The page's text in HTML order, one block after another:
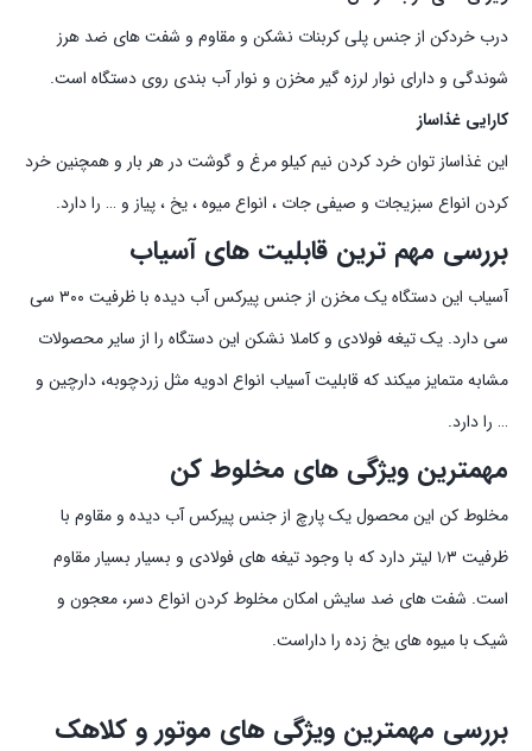
درب خردکن از جنس پلی کربنات نشکن و مقاوم و شفت های ضد هرز
شوندگی و دارای نوار لرزه گیر مخزن و نوار آب بندی روی دستگاه است.
کارایی غذاساز
این غذاساز توان خرد کردن نیم کیلو مرغ و گوشت در هر بار و همچنین خرد
کردن انواع سبزیجات و صیفی جات ، انواع میوه ، یخ ، پیاز و … را دارد.
بررسی مهم ترین قابلیت های آسیاب
آسیاب این دستگاه یک مخزن از جنس پیرکس آب دیده با ظرفیت ۳۰۰ سی
سی دارد. یک تیغه فولادی و کاملا نشکن این دستگاه را از سایر محصولات
مشابه متمایز میکند که قابلیت آسیاب انواع ادویه مثل زردچوبه، دارچین و
… را دارد.
مهمترین ویژگی های مخلوط کن
مخلوط کن این محصول یک پارچ از جنس پیرکس آب دیده و مقاوم با
ظرفیت ۱٫۳ لیتر دارد که با وجود تیغه های فولادی و بسیار بسیار مقاوم
است. شفت های ضد سایش امکان مخلوط کردن انواع دسر، معجون و
شیک با میوه های یخ زده را داراست.
بررسی مهمترین ویژگی های موتور و کلاهک